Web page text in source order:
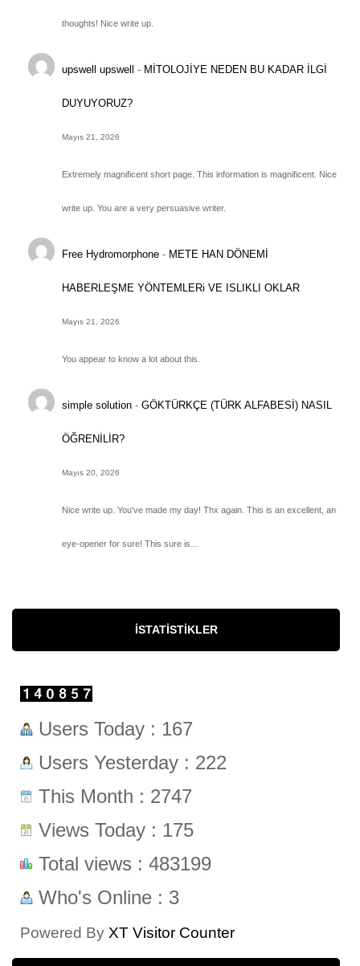
thoughts! Nice write up.
upswell upswell - MİTOLOJİYE NEDEN BU KADAR İLGİ
DUYUYORUZ?
Mayıs 21, 2026
Extremely magnificent short page. This information is magnificent. Nice
write up. You are a very persuasive writer.
Free Hydromorphone - METE HAN DÖNEMİ
HABERLEŞME YÖNTEMLERi VE ISLIKLI OKLAR
Mayıs 21, 2026
You appear to know a lot about this.
simple solution -GÖKTÜRKÇE (TÜRK ALFABESİ) NASIL
ÖĞRENİLİR?
Mayıs 20, 2026
Nice write up. You've made my day! Thx again. This is an excellent, an
eye-opener for sure! This sure is…
İSTATISTIKLER
Users Today : 167
Users Yesterday : 222
This Month : 2747
Views Today : 175
Total views : 483199
Who's Online : 3
Powered By XT Visitor Counter